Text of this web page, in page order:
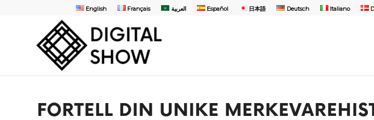
English Français العربية Español 日本語 Deutsch Italiano
FORTELL DIN UNIKE